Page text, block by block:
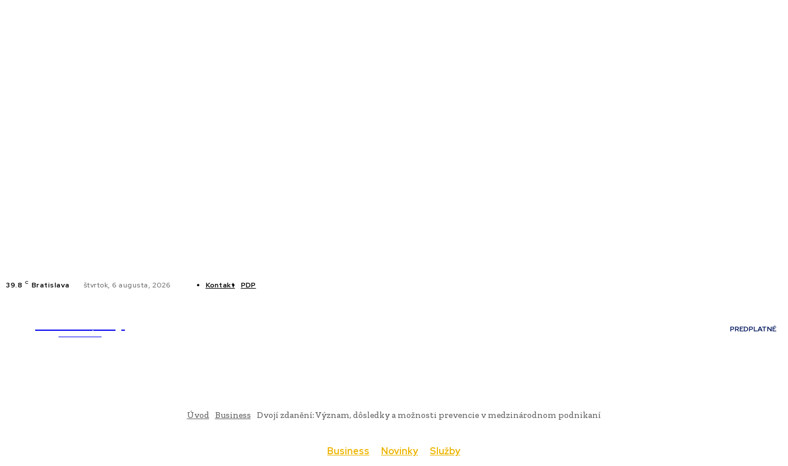
39.8 C Bratislava štvrtok, 6 augusta, 2026 Kontakt PDP
PREDPLATNÉ
Úvod Business Dvojí zdanění: Význam, dôsledky a možnosti prevencie v medzinárodnom podnikaní
Business Novinky Služby